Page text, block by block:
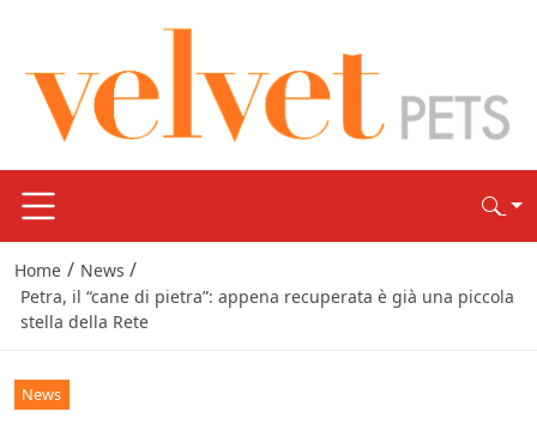
Home / News /
Petra, il “cane di pietra”: appena recuperata è già una piccola
stella della Rete
News